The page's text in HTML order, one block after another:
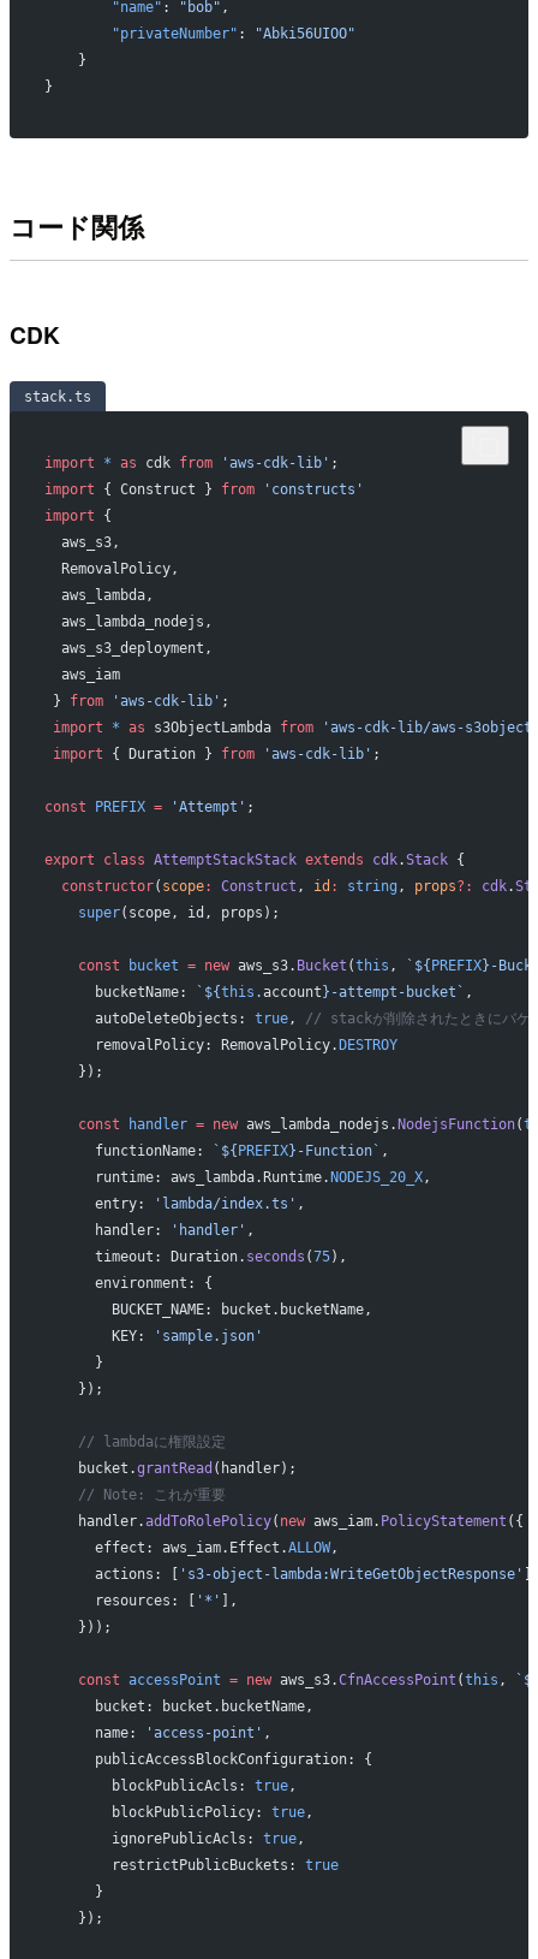
        "name"
: "bob" ,
        "privateNumber"
:
"Abki56UIOO"
    }
}
コード関係
CDK
stack.ts
import * as cdk from 'aws-cdk-lib' ;
import { Construct } from 'constructs'
import {
  aws_s3,
  RemovalPolicy,
  aws_lambda,
  aws_lambda_nodejs,
  aws_s3_deployment,
  aws_iam
} from 'aws-cdk-lib' ;
import * as s3ObjectLambda from 'aws-cdk-lib/aws-
import { Duration } from 'aws-cdk-lib' ;
const PREFIX = 'Attempt' ;
export class AttemptStackStack extends cdk.Stack {
  constructor
( scope: Construct , id : string , props?: cdk.
    super
(scope, id, props);
    const
bucket = new aws_s3. Bucket (this , `${PREFIX}-
      bucketName:
`${this .account}-attempt-bucket` ,
      autoDeleteObjects:
true,
// stackが削除されたときにバケ
      removalPolicy: RemovalPolicy.
DESTROY
    });
    const
handler = new aws_lambda_nodejs.NodejsFunction(
      functionName:
`${PREFIX}-Function` ,
      runtime: aws_lambda.Runtime.
NODEJS_20_X,
      entry:
'lambda/index.ts' ,
      handler:
'handler' ,
      timeout: Duration.
seconds (75),
      environment: {
        BUCKET_NAME: bucket.bucketName,
        KEY:
'sample.json'
      }
    });
    // lambdaに権限設定
    bucket.
grantRead (handler);
    // Note: これが重要
    handler.
addToRolePolicy( new aws_iam. PolicyStatement ({
      effect: aws_iam.Effect.
ALLOW,
      actions: [
's3-object-lambda:WriteGetObjectResponse'
      resources: [
'*' ],
    }));
    const
accessPoint = new aws_s3.CfnAccessPoint (this ,
      bucket: bucket.bucketName,
      name:
'access-point' ,
      publicAccessBlockConfiguration: {
        blockPublicAcls:
true,
        blockPublicPolicy:
true,
        ignorePublicAcls:
true,
        restrictPublicBuckets:
true
      }
    });